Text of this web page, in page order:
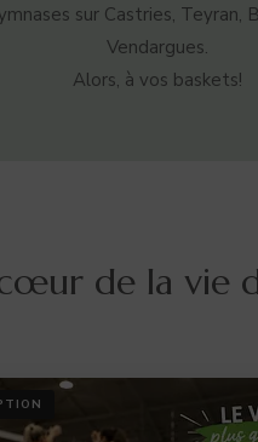
sur Castries, Teyran,
Vendargues.
Alors, à vos baskets!
de la vie